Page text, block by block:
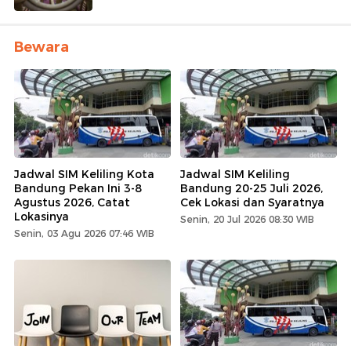
Bewara
Jadwal SIM Keliling Kota
Bandung Pekan Ini 3-8
Agustus 2026, Catat
Lokasinya
Senin, 03 Agu 2026 07:46 WIB
Jadwal SIM Keliling
Bandung 20-25 Juli 2026,
Cek Lokasi dan Syaratnya
Senin, 20 Jul 2026 08:30 WIB